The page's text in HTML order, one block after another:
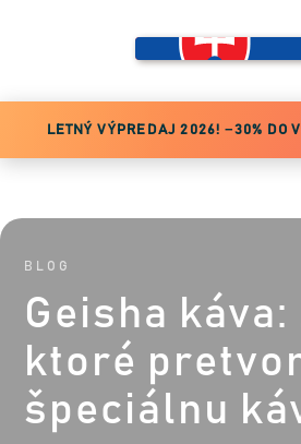
LETNÝ VÝPREDAJ 2026! −30% DO
BLOG
Geisha káva:
ktoré
špeciálnu